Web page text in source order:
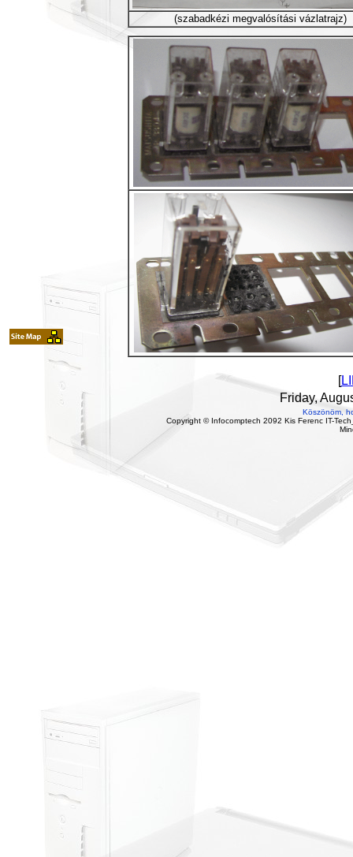
(szabadkézi megvalósítási vázlatrajz)
[
Friday,
Köszönöm,
Copyright © Infocomptech 2092 Kis Ferenc IT-